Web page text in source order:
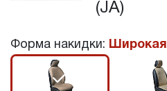
(JA)
Форма накидки: Широкая
r